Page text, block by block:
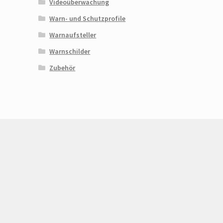
Videoüberwachung
Warn- und Schutzprofile
Warnaufsteller
Warnschilder
Zubehör